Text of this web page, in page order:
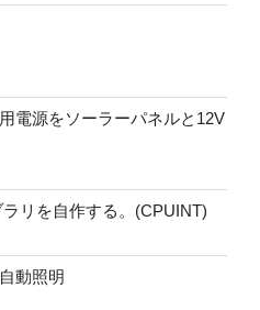
電源をソーラーパネルと12V
リを自作する。(CPUINT)
動照明